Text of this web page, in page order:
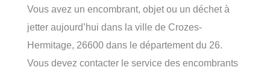
Vous avez un encombrant, objet ou un déchet à
jetter aujourd’hui dans la ville de Crozes-
Hermitage, 26600 dans le département du 26.
Vous devez contacter le service des encombrants